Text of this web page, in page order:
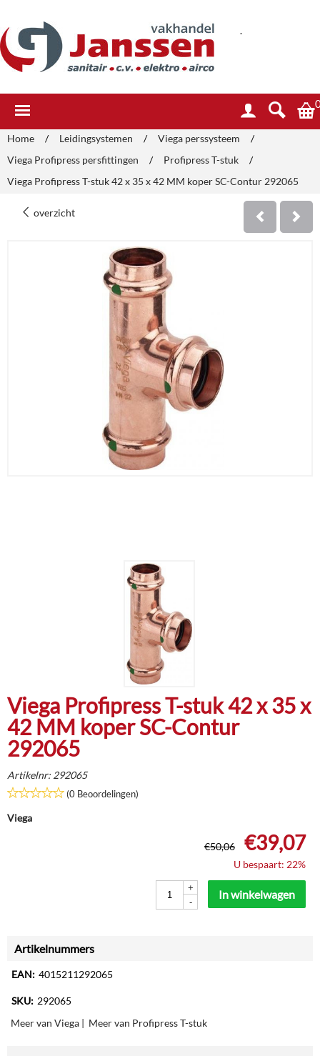
.
Home / Leidingsystemen / Viega perssysteem
/
Viega Profipress persfittingen
/ Profipress T-stuk
/
Viega Profipress T-stuk 42 x 35 x 42 MM koper SC-Contur 292065
overzicht
Viega Profipress T-stuk 42 x 35 x
42 MM koper SC-Contur
292065
Artikelnr: 292065
(0 Beoordelingen)
Viega
€50,06 €39,07
U bespaart: 22%
+
-
In winkelwagen
Artikelnummers
EAN: 4015211292065
SKU: 292065
Meer van Viega | Meer van Profipress T-stuk